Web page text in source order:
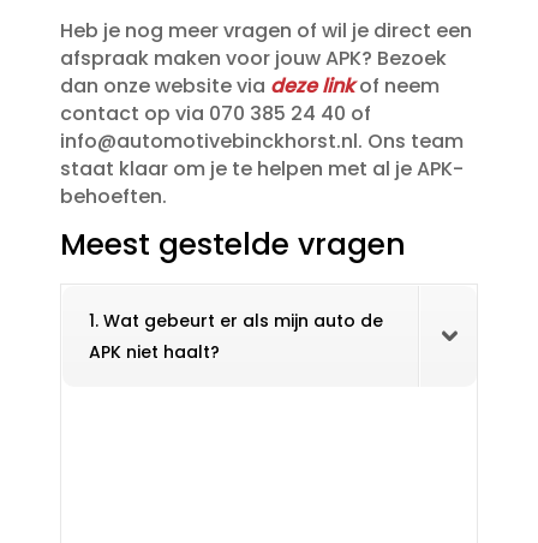
Heb je nog meer vragen of wil je direct een
afspraak maken voor jouw APK? Bezoek
dan onze website via deze linkof neem
contact op via 070 385 24 40 of
info@automotivebinckhorst.​nl.​ Ons team
staat klaar om je te helpen met al je APK-
behoeften.​
Meest gestelde vragen
1. Wat gebeurt er als mijn auto de
APK niet haalt?